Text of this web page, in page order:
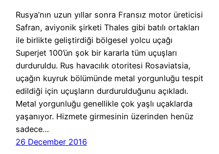
Rusya’nın uzun yıllar sonra Fransız motor üreticisi
Safran, aviyonik şirketi Thales gibi batılı ortakları
ile birlikte geliştirdiği bölgesel yolcu uçağı
Superjet 100’ün şok bir kararla tüm uçuşları
durduruldu. Rus havacılık otoritesi Rosaviatsia,
uçağın kuyruk bölümünde metal yorgunluğu tespit
edildiği için uçuşların durdurulduğunu açıkladı.
Metal yorgunluğu genellikle çok yaşlı uçaklarda
yaşanıyor. Hizmete girmesinin üzerinden henüz
sadece…
26 December 2016